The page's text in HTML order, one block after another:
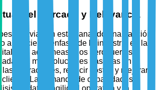
del Mercado y Relevancia
de aviación está ganando una tracción
al creciente énfasis de la industria en la
Las aerolíneas y los aeropuertos
vez más soluciones basadas en la
las operaciones, reducir costos y mejorar
cliente. La demanda de capacidades
de datos, agilidad operativa y la